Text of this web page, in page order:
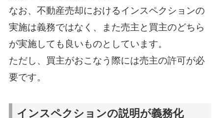
なお、不動産売却におけるインスペクションの
実施は義務ではなく、また売主と買主のどちら
が実施しても良いものとしています。
ただし、買主がおこなう際には売主の許可が必
要です。
インスペクションの説明が義務化